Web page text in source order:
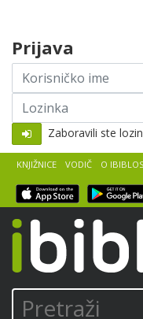
KNJIŽNICE VODIČ O
Prijava
Korisničko
ime
Lozinka
Zaboravili ste